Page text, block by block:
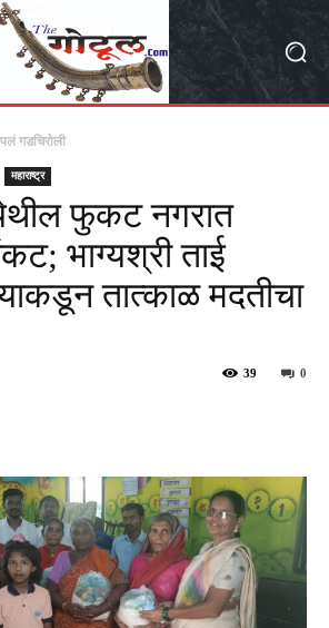
गडचिरोली
महाराष्ट्र
फुकट नगरात
भाग्यश्री ताई
तात्काळ मदतीचा
0
39